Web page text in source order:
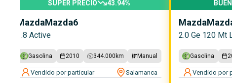
SUPER PRECIO 43.94%
MazdaMazda6
1.8 Active
Gasolina 2010 344.000 km Manual
Vendido por particular Salamanca
Mazda
2.0 Ge 120 Mt
Gasolina
Vendido por